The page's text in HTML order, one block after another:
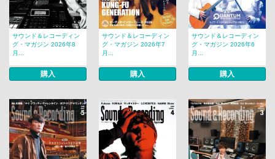
サウンド＆レコーディン
グ・マガジン 2026年8
月...
購入
サウンド＆レコーディン
グ・マガジン 2026年7
月...
購入
サウンド＆レコーディン
グ・マガジン 2026年6
月...
購入